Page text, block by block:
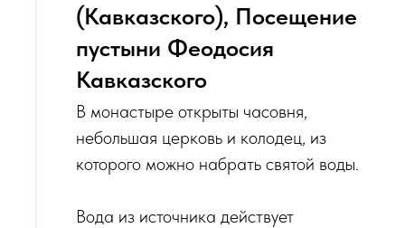
(Кавказского), Посещение
пустыни Феодосия
Кавказского
‌В монастыре открыты часовня,
небольшая церковь и колодец, из
которого можно набрать святой воды.
Вода из источника действует